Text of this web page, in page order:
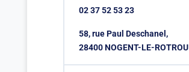
02 37 52 53 23
58, rue Paul Deschanel,
28400 NOGENT-LE-ROTROU